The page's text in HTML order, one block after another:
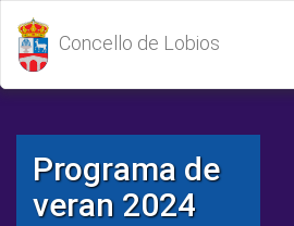
Concello de Lobios
Programa de
veran 2024